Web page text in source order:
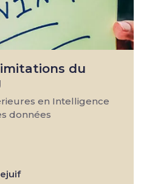
du
en Intelligence
données